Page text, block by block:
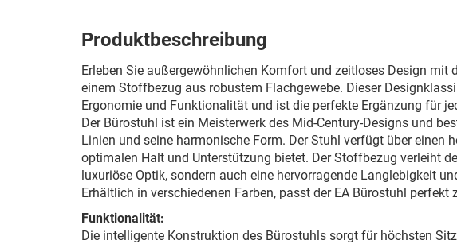
Produktbeschreibung
Erleben Sie außergewöhnlichen Komfort und zeitloses Design mit
einem Stoffbezug aus robustem Flachgewebe. Dieser
Ergonomie und Funktionalität und ist die perfekte Ergänzung für
Der Bürostuhl ist ein Meisterwerk des Mid-Century-Designs und
Linien und seine harmonische Form. Der Stuhl verfügt über einen
optimalen Halt und Unterstützung bietet. Der Stoffbezug verleiht
luxuriöse Optik, sondern auch eine hervorragende Langlebigkeit
Erhältlich in verschiedenen Farben, passt der EA Bürostuhl perfekt
Funktionalität:
Die intelligente Konstruktion des Bürostuhls sorgt für höchsten